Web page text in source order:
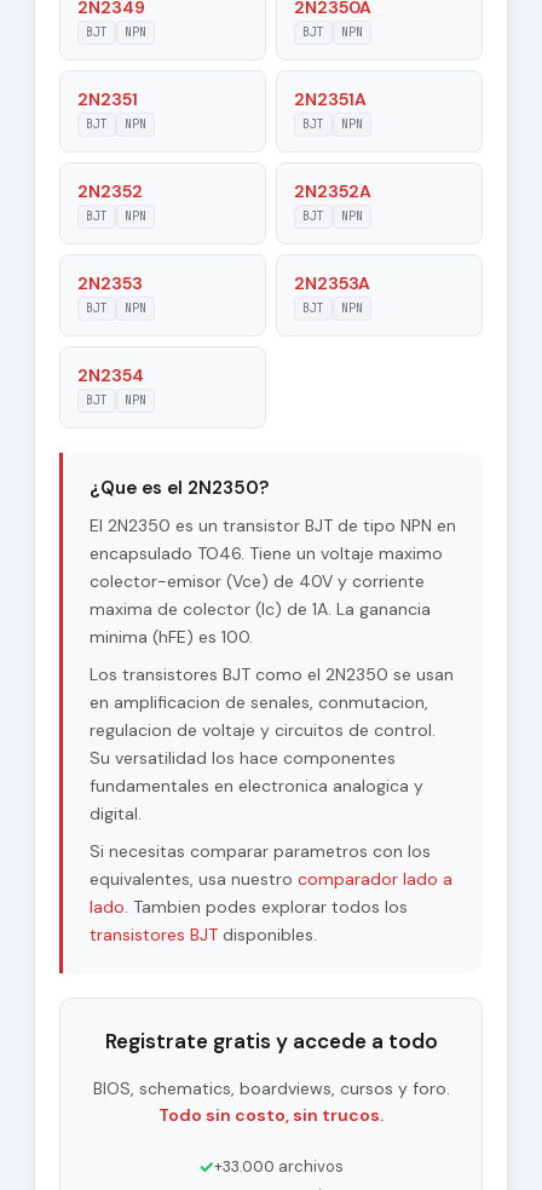
Maximum Collector
Current |Ic max|
Base Voltage
|Veb|
Collector-Base
Voltage |Vcb|
60 V
Collector-Emitter
Voltage |Vce|
40 V
Junction
Temperature (Tj)
Power Dissipation
(Pc)
Forward Current
Transfer Ratio
100
2N2349
BJT NPN
2N2350A
BJT NPN
2N2351
BJT NPN
2N2351A
BJT NPN
2N2352
BJT NPN
2N2352A
BJT NPN
2N2353
BJT NPN
2N2353A
BJT NPN
2N2354
BJT NPN
¿Que es el 2N2350?
El 2N2350 es un transistor BJT de tipo NPN en
encapsulado TO46. Tiene un voltaje maximo
colector-emisor (Vce) de 40V y corriente
maxima de colector (Ic) de 1A. La ganancia
minima (hFE) es 100.
Los transistores BJT como el 2N2350 se usan
en amplificacion de senales, conmutacion,
regulacion de voltaje y circuitos de control.
Su versatilidad los hace componentes
fundamentales en electronica analogica y
digital.
Si necesitas comparar parametros con los
equivalentes, usa nuestro comparador lado a
lado. Tambien podes explorar todos los
transistores BJTdisponibles.
Registrate gratis y accede a todo
BIOS, schematics, boardviews, cursos y foro.
Todo sin costo, sin trucos.
✓+33.000 archivos